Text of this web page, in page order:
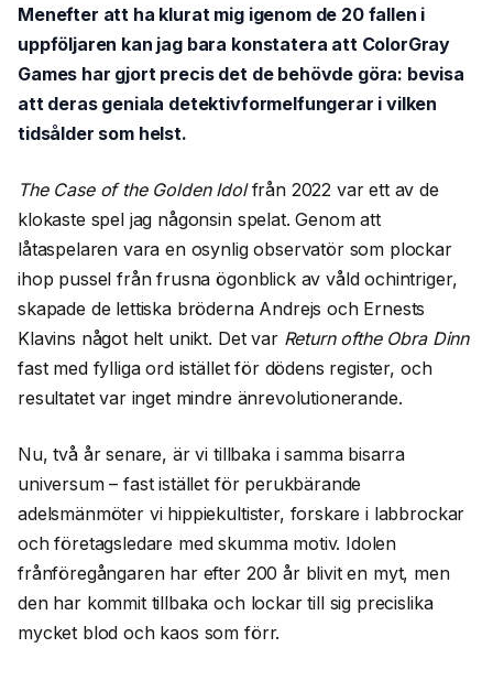
Menefter att ha klurat mig igenom de 20 fallen i
uppföljaren kan jag bara konstatera att ColorGray
Games har gjort precis det de behövde göra: bevisa
att deras geniala detektivformelfungerar i vilken
tidsålder som helst.
The Case of the Golden Idolfrån 2022 var ett av de
klokaste spel jag någonsin spelat. Genom att
låtaspelaren vara en osynlig observatör som plockar
ihop pussel från frusna ögonblick av våld ochintriger,
skapade de lettiska bröderna Andrejs och Ernests
Klavins något helt unikt. Det var Return ofthe Obra Dinn
fast med fylliga ord istället för dödens register, och
resultatet var inget mindre änrevolutionerande.
Nu, två år senare, är vi tillbaka i samma bisarra
universum – fast istället för perukbärande
adelsmänmöter vi hippiekultister, forskare i labbrockar
och företagsledare med skumma motiv. Idolen
frånföregångaren har efter 200 år blivit en myt, men
den har kommit tillbaka och lockar till sig precislika
mycket blod och kaos som förr.